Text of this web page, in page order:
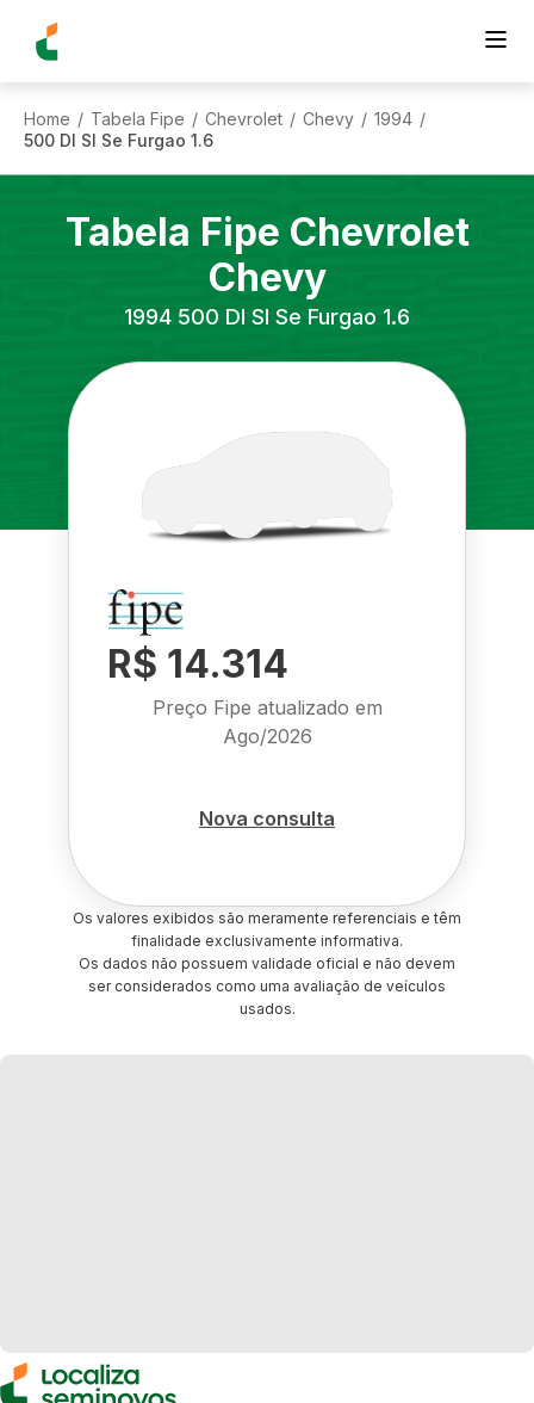
Home / Tabela Fipe / Chevrolet / Chevy / 1994 /
500 Dl Sl Se Furgao 1.6
Tabela Fipe Chevrolet
Chevy
1994 500 Dl Sl Se Furgao 1.6
R$ 14.314
Preço Fipe atualizado em
Ago/2026
Nova consulta
Os valores exibidos são meramente referenciais e têm
finalidade exclusivamente informativa.
Os dados não possuem validade oficial e não devem
ser considerados como uma avaliação de veículos
usados.